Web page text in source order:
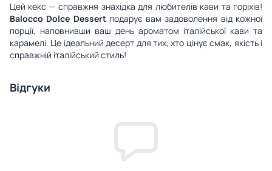
Цей кекс — справжня знахідка для любителів кави та горіхів!
Balocco Dolce Dessertподарує вам задоволення від кожної
порції, наповнивши ваш день ароматом італійської кави та
карамелі. Це ідеальний десерт для тих, хто цінує смак, якість і
справжній італійський стиль!
Відгуки